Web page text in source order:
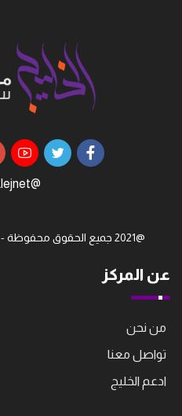
@alkhalejnet
@2021 جميع الحقوق محفوظة - مركز الخليج للدراسات اﻹيرانية
عن المركز
من نحن
تواصل معنا
ادعم الخليج